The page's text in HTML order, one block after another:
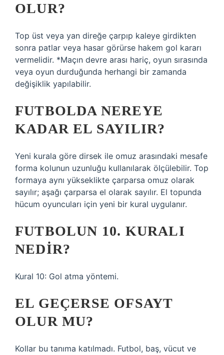
OLUR?
Top üst veya yan direğe çarpıp kaleye girdikten
sonra patlar veya hasar görürse hakem gol kararı
vermelidir. *Maçın devre arası hariç, oyun sırasında
veya oyun durduğunda herhangi bir zamanda
değişiklik yapılabilir.
FUTBOLDA NEREYE
KADAR EL SAYILIR?
Yeni kurala göre dirsek ile omuz arasındaki mesafe
forma kolunun uzunluğu kullanılarak ölçülebilir. Top
formaya aynı yükseklikte çarparsa omuz olarak
sayılır; aşağı çarparsa el olarak sayılır. El topunda
hücum oyuncuları için yeni bir kural uygulanır.
FUTBOLUN 10. KURALI
NEDIR?
Kural 10: Gol atma yöntemi.
EL GEÇERSE OFSAYT
OLUR MU?
Kollar bu tanıma katılmadı. Futbol, ​​baş, vücut ve